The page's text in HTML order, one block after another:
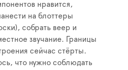
нравится,
на блоттеры
собрать веер и
звучание. Границы
сейчас стёрты.
что нужно соблюдать